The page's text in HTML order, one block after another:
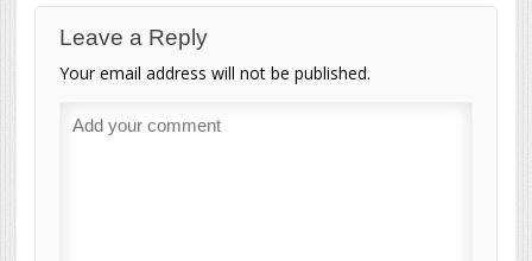
Leave a Reply
Your email address will not be published.